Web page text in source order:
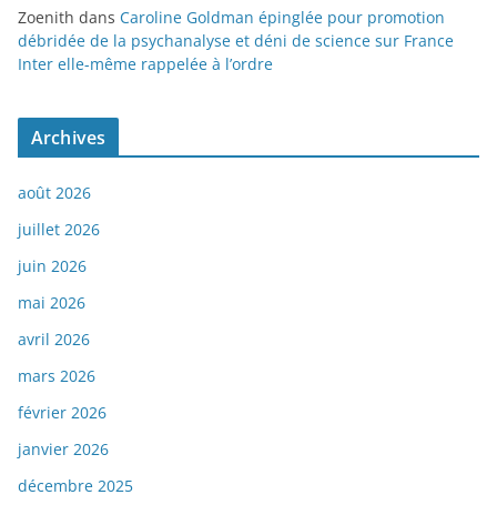
Zoenith dans Caroline Goldman épinglée pour promotion
débridée de la psychanalyse et déni de science sur France
Inter elle-même rappelée à l’ordre
Archives
août 2026
juillet 2026
juin 2026
mai 2026
avril 2026
mars 2026
février 2026
janvier 2026
décembre 2025